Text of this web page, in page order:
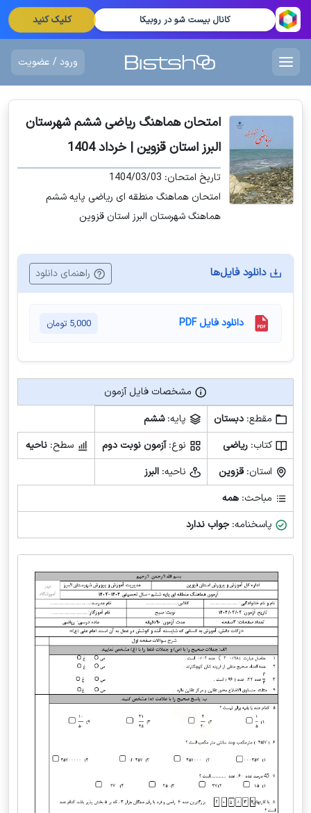
کانال بیست شو در روبیکا کلیک کنید
ورود / عضویت
امتحان هماهنگ ریاضی ششم شهرستان
البرز استان قزوین | خرداد 1404
تاریخ امتحان: 1404/03/03
امتحان هماهنگ منطقه ای ریاضی پایه ششم
هماهنگ شهرستان البرز استان قزوین
دانلود فایل‌ها راهنمای دانلود
دانلود فایل PDF 5,000 تومان
مشخصات فایل آزمون
مشخصات فایل آزمون
مقطع: دبستان پایه:ششم
کتاب: ریاضی نوع:آزمون نوبت دوم سطح: ناحیه
استان:قزوین ناحیه: البرز
مباحث: همه
پاسخنامه: جواب ندارد